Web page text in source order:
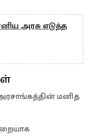
அரசு எடுத்த
மனித